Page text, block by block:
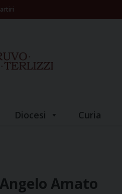
Diocesi Curia
Amato